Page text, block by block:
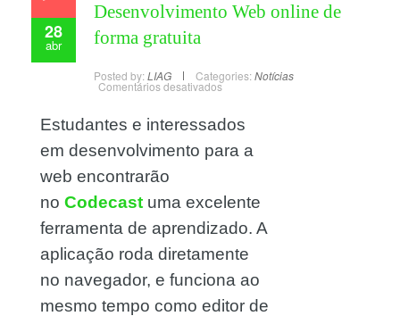
28
abr
Desenvolvimento Web online de
forma gratuita
Posted by: LIAG Categories: Notícias
Comentários desativados
Estudantes e interessados
em desenvolvimento para a
web encontrarão
no Codecast uma excelente
ferramenta de aprendizado. A
aplicação roda diretamente
no navegador, e funciona ao
mesmo tempo como editor de